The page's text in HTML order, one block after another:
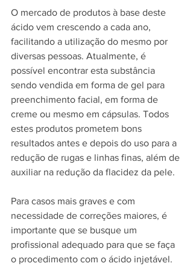
O mercado de produtos à base deste
ácido vem crescendo a cada ano,
facilitando a utilização do mesmo por
diversas pessoas. Atualmente, é
possível encontrar esta substância
sendo vendida em forma de gel para
preenchimento facial, em forma de
creme ou mesmo em cápsulas. Todos
estes produtos prometem bons
resultados antes e depois do uso para a
redução de rugas e linhas finas, além de
auxiliar na redução da flacidez da pele.
Para casos mais graves e com
necessidade de correções maiores, é
importante que se busque um
profissional adequado para que se faça
o procedimento com o ácido injetável.